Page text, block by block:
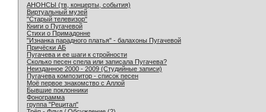
АНОНСЫ (тв, концерты, события)
Виртуальный музей
"Старый телевизор"
Книги о Пугачевой
Стихи о Примадонне
"Изнанка парадного платья" - балахоны Пугачевой
Причёски АБ
Пугачева и ее шаги к стройности
Сколько песен спела или записала Пугачева?
Неизданное 2000 - 2009 (Студийные записи)
Пугачева композитор - список песен
Моё первое знакомство с Аллой
Бывшие поклонники
Фонограмма
группа "Рецитал"